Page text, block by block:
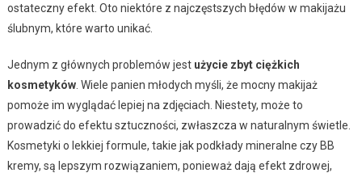
ostateczny efekt. Oto niektóre z najczęstszych błędów w makijażu
ślubnym, które warto unikać.
Jednym z głównych problemów jest użycie zbyt ciężkich
kosmetyków. Wiele panien młodych myśli, że mocny makijaż
pomoże im wyglądać lepiej na zdjęciach. Niestety, może to
prowadzić do efektu sztuczności, zwłaszcza w naturalnym świetle.
Kosmetyki o lekkiej formule, takie jak podkłady mineralne czy BB
kremy, są lepszym rozwiązaniem, ponieważ dają efekt zdrowej,